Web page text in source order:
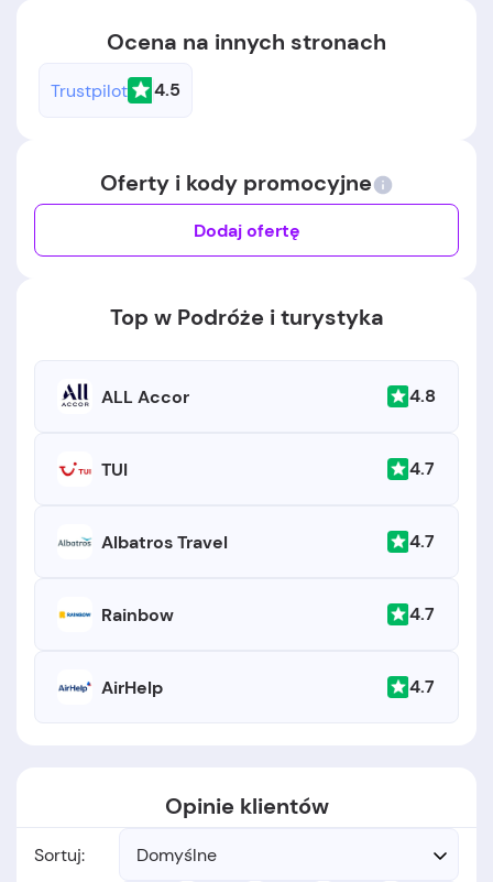
Ocena na innych stronach
Trustpilot 4.5
Oferty i kody promocyjne
Dodaj ofertę
Top w Podróże i turystyka
ALL Accor 4.8
TUI 4.7
Albatros Travel 4.7
Rainbow 4.7
AirHelp 4.7
Opinie klientów
Sortuj: Domyślne